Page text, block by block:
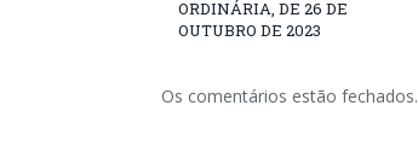
ORDINÁRIA, DE 26 DE
OUTUBRO DE 2023
Os comentários estão fechados.